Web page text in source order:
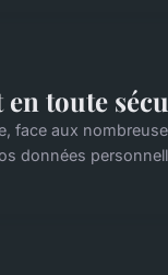
toute
face aux
données